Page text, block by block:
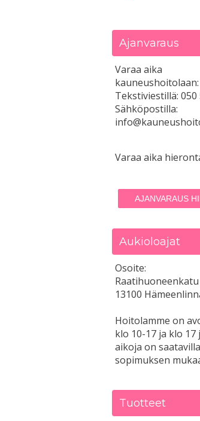
Ajanvaraus
Varaa aika
kauneushoitolaan:
Tekstiviestillä: 050
Sähköpostilla:
Varaa aika
AJANVARAUS
Aukioloajat
Osoite:
Raatihuoneenkatu
13100
Hoitolamme on
klo 10-17 ja klo 17
aikoja on saatavilla
sopimuksen
Tuotteet